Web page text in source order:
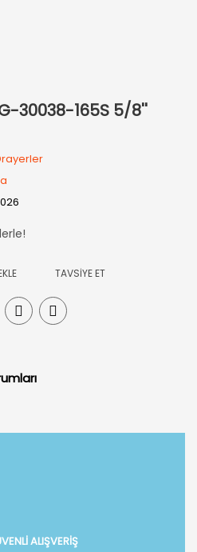
30038-165S 5/8''
TAVSİYE ET
ALIŞVERİŞ